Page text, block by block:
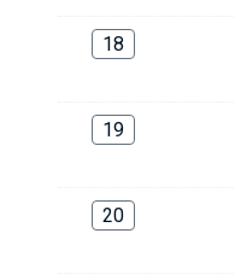
18
19
20